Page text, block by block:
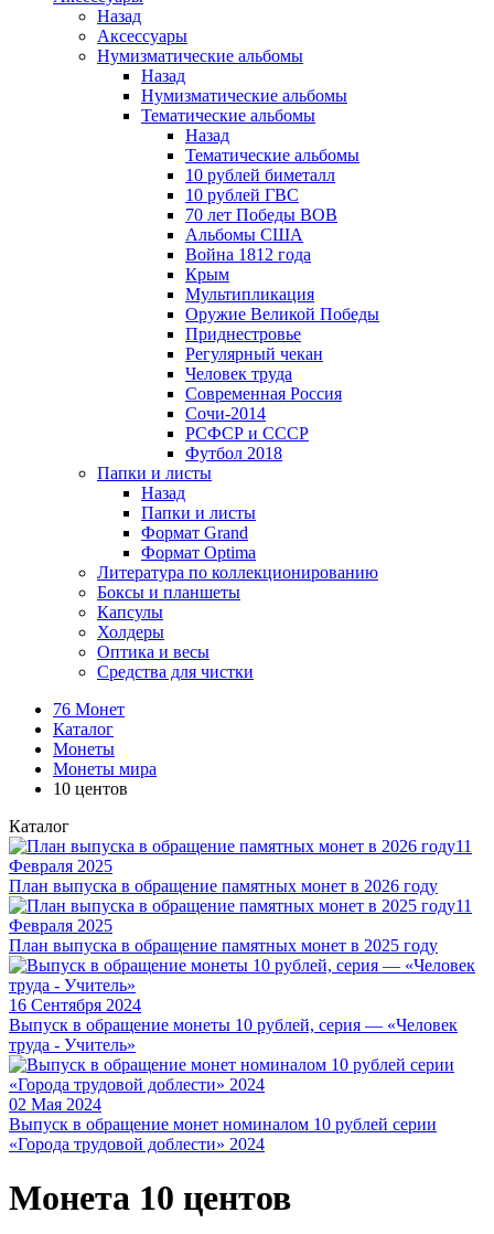
Назад
Аксессуары
Нумизматические альбомы
Назад
Нумизматические альбомы
Тематические альбомы
Назад
Тематические альбомы
10 рублей биметалл
10 рублей ГВС
70 лет Победы ВОВ
Альбомы США
Война 1812 года
Крым
Мультипликация
Оружие Великой Победы
Приднестровье
Регулярный чекан
Человек труда
Современная Россия
Сочи-2014
РСФСР и СССР
Футбол 2018
Папки и листы
Назад
Папки и листы
Формат Grand
Формат Optima
Литература по коллекционированию
Боксы и планшеты
Капсулы
Холдеры
Оптика и весы
Средства для чистки
76 Монет
Каталог
Монеты
Монеты мира
10 центов
Каталог
11
Февраля 2025
План выпуска в обращение памятных монет в 2026 году
11
Февраля 2025
План выпуска в обращение памятных монет в 2025 году
16 Сентября 2024
Выпуск в обращение монеты 10 рублей, серия — «Человек
труда - Учитель»
02 Мая 2024
Выпуск в обращение монет номиналом 10 рублей серии
«Города трудовой доблести» 2024
Монета 10 центов